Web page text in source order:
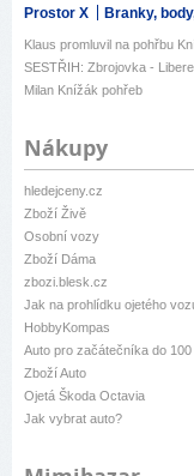
Prostor X Branky,
Klaus promluvil na pohřbu
SESTŘIH: Zbrojovka -
Milan Knížák pohřeb
Nákupy
hledejceny.cz
Zboží Živě
Osobní vozy
Zboží Dáma
zbozi.blesk.cz
Jak na prohlídku ojetého
HobbyKompas
Auto pro začátečníka do 100
Zboží Auto
Ojetá Škoda Octavia
Jak vybrat auto?